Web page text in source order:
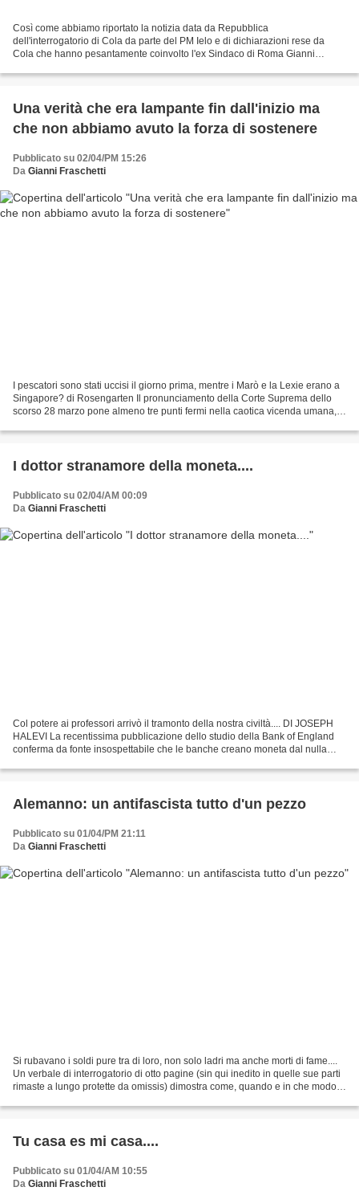
Così come abbiamo riportato la notizia data da Repubblica
dell'interrogatorio di Cola da parte del PM Ielo e di dichiarazioni rese da
Cola che hanno pesantamente coinvolto l'ex Sindaco di Roma Gianni
Una verità che era lampante fin dall'inizio ma
che non abbiamo avuto la forza di sostenere
Pubblicato su 02/04/PM 15:26
Da Gianni Fraschetti
I pescatori sono stati uccisi il giorno prima, mentre i Marò e la Lexie erano a
Singapore? di Rosengarten Il pronunciamento della Corte Suprema dello
scorso 28 marzo pone almeno tre punti fermi nella caotica vicenda umana,
I dottor stranamore della moneta....
Pubblicato su 02/04/AM 00:09
Da Gianni Fraschetti
Col potere ai professori arrivò il tramonto della nostra civiltà.... DI JOSEPH
HALEVI La recentissima pubblicazione dello studio della Bank of England
conferma da fonte insospettabile che le banche creano moneta dal nulla
Alemanno: un antifascista tutto d'un pezzo
Pubblicato su 01/04/PM 21:11
Da Gianni Fraschetti
Si rubavano i soldi pure tra di loro, non solo ladri ma anche morti di fame....
Un verbale di interrogatorio di otto pagine (sin qui inedito in quelle sue parti
rimaste a lungo protette da omissis) dimostra come, quando e in che modo
Tu casa es mi casa....
Pubblicato su 01/04/AM 10:55
Da Gianni Fraschetti